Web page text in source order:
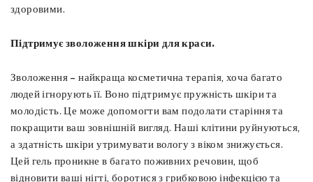
здоровими.
Підтримує зволоження шкіри для краси.
Зволоження – найкраща косметична терапія, хоча багато
людей ігнорують її. Воно підтримує пружність шкіри та
молодість. Це може допомогти вам подолати старіння та
покращити ваш зовнішній вигляд. Наші клітини руйнуються,
а здатність шкіри утримувати вологу з віком знижується.
Цей гель проникне в багато поживних речовин, щоб
відновити ваші нігті, боротися з грибковою інфекцією та